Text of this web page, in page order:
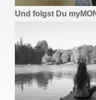
Und folgst Du